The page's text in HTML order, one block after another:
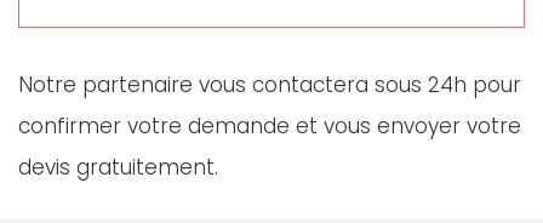
Notre partenaire vous contactera sous 24h pour
confirmer votre demande et vous envoyer votre
devis gratuitement.